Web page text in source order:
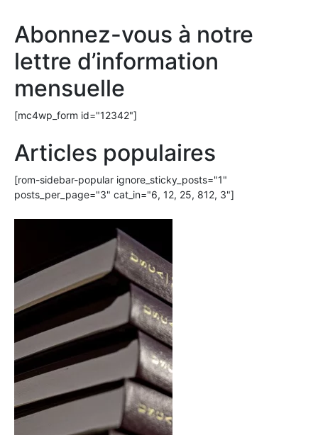
Abonnez-vous à notre
lettre d’information
mensuelle
[mc4wp_form id="12342"]
Articles populaires
[rom-sidebar-popular ignore_sticky_posts="1"
posts_per_page="3" cat_in="6, 12, 25, 812, 3"]